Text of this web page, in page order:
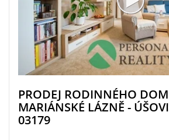
PRODEJ RODINNÉHO
MARIÁNSKÉ LÁZNĚ -
03179